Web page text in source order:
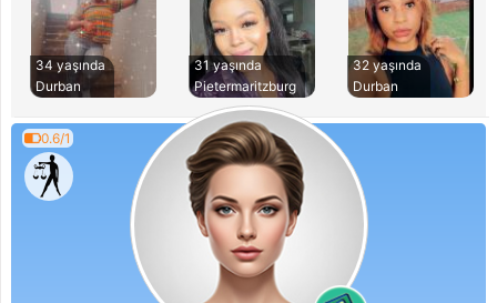
34 yaşında
Durban
31 yaşında
Pietermaritzburg
32 yaşında
Durban
0.6/1